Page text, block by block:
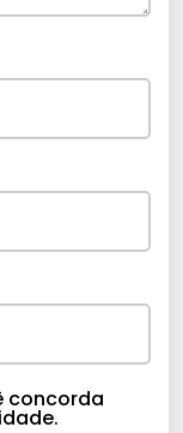
concorda